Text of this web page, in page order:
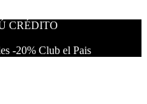
CRÉDITO
-20% Club el Pais